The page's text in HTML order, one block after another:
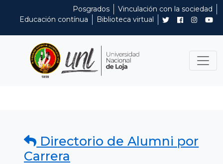
Posgrados
Vinculación con la sociedad
Educación contínua
Biblioteca virtual
Directorio de Alumni por
Carrera